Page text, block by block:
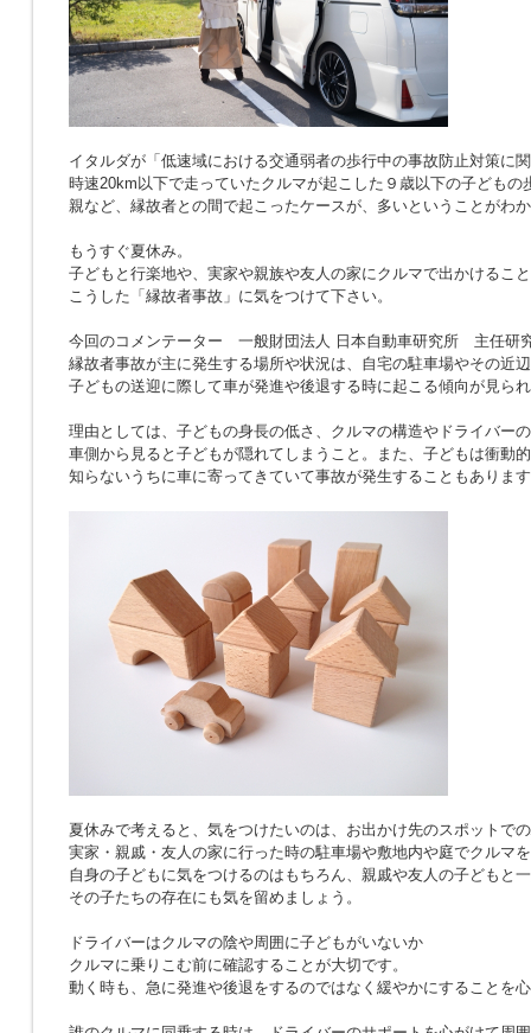
イタルダが「低速域における交通弱者の歩行中の事故防止対策に
時速20km以下で走っていたクルマが起こした９歳以下の子どもの
親など、縁故者との間で起こったケースが、多いということがわ
もうすぐ夏休み。
子どもと行楽地や、実家や親族や友人の家にクルマで出かけるこ
こうした「縁故者事故」に気をつけて下さい。
今回のコメンテーター 一般財団法人 日本自動車研究所 主任研
縁故者事故が主に発生する場所や状況は、自宅の駐車場やその近
子どもの送迎に際して車が発進や後退する時に起こる傾向が見ら
理由としては、子どもの身長の低さ、クルマの構造やドライバー
車側から見ると子どもが隠れてしまうこと。また、子どもは衝動
知らないうちに車に寄ってきていて事故が発生することもありま
夏休みで考えると、気をつけたいのは、お出かけ先のスポットで
実家・親戚・友人の家に行った時の駐車場や敷地内や庭でクルマ
自身の子どもに気をつけるのはもちろん、親戚や友人の子どもと
その子たちの存在にも気を留めましょう。
ドライバーはクルマの陰や周囲に子どもがいないか
クルマに乗りこむ前に確認することが大切です。
動く時も、急に発進や後退をするのではなく緩やかにすることを